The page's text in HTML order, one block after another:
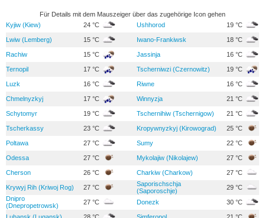
Für Details mit dem Mauszeiger über das zugehörige Icon gehen
Kyjiw (Kiew)
24 °C Ushhorod 19 °C
Lwiw (Lemberg) 15 °C Iwano-Frankiwsk 18 °C
Rachiw 15 °C Jassinja 16 °C
Ternopil 17 °C Tscherniwzi (Czernowitz) 19 °C
Luzk 16 °C Riwne 16 °C
Chmelnyzkyj 17 °C Winnyzja 21 °C
Schytomyr 19 °C Tschernihiw (Tschernigow) 21 °C
Tscherkassy 23 °C Kropywnyzkyj (Kirowograd) 25 °C
Poltawa 27 °C Sumy 22 °C
Odessa 27 °C Mykolajiw (Nikolajew) 27 °C
Cherson 26 °C Charkiw (Charkow) 27 °C
Krywyj Rih (Kriwoj Rog) 27 °C
Saporischschja
(Saporoschje)
29 °C
Dnipro
(Dnepropetrowsk)
27 °C Donezk 30 °C